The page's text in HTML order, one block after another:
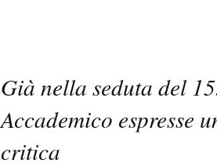
Già nella seduta del
Accademico espresse
critica